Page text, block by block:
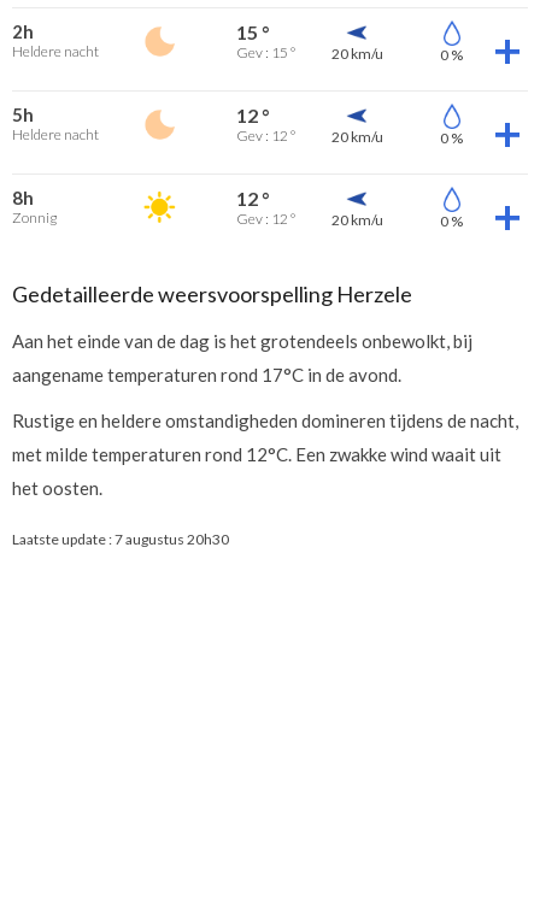
2h
Heldere nacht
15 °
Gev : 15 ° 20 km/u 0 %
5h
Heldere nacht
12 °
Gev : 12 ° 20 km/u 0 %
8h
Zonnig
12 °
Gev : 12 ° 20 km/u 0 %
Gedetailleerde weersvoorspelling Herzele
Aan het einde van de dag is het grotendeels onbewolkt, bij
aangename temperaturen rond 17°C in de avond.
Rustige en heldere omstandigheden domineren tijdens de nacht,
met milde temperaturen rond 12°C. Een zwakke wind waait uit
het oosten.
Laatste update :7 augustus 20h30